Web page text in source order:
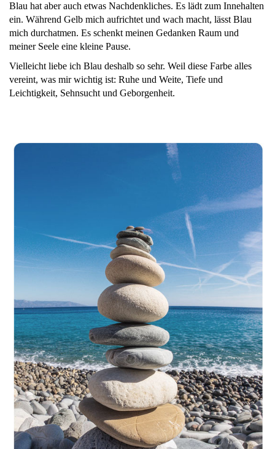
Blau hat aber auch etwas Nachdenkliches. Es lädt zum Innehalten
ein. Während Gelb mich aufrichtet und wach macht, lässt Blau
mich durchatmen. Es schenkt meinen Gedanken Raum und
meiner Seele eine kleine Pause.
Vielleicht liebe ich Blau deshalb so sehr. Weil diese Farbe alles
vereint, was mir wichtig ist: Ruhe und Weite, Tiefe und
Leichtigkeit, Sehnsucht und Geborgenheit.